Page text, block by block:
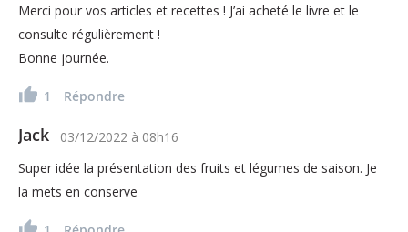
Merci pour vos articles et recettes ! J’ai acheté le livre et le
consulte régulièrement !
Bonne journée.
1 Répondre
Jack 03/12/2022 à 08h16
Super idée la présentation des fruits et légumes de saison. Je
la mets en conserve